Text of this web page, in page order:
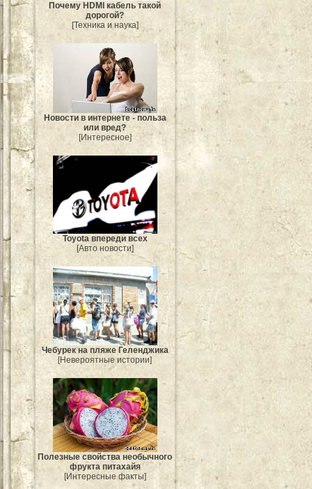
Почему HDMI кабель такой
дорогой?
[Техника и наука]
Новости в интернете - польза
или вред?
[Интересное]
Toyota впереди всех
[Авто новости]
Чебурек на пляже Геленджика
[Невероятные истории]
Полезные свойства необычного
фрукта питахайя
[Интересные факты]